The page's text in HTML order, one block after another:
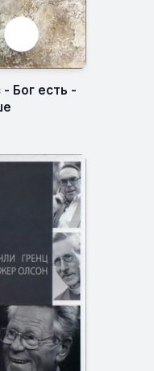
Бог есть -